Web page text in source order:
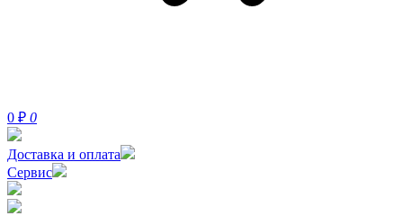
0 ₽ 0
Доставка и оплата
Сервис